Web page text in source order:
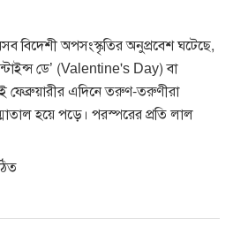
বিদেশী অপসংস্কৃতির অনুপ্রবেশ ঘটেছে,
ডে’ (Valentine's Day) বা
ফেব্রুয়ারীর এদিনে তরুণ-তরুণীরা
হয়ে পড়ে। পরস্পরের প্রতি লাল